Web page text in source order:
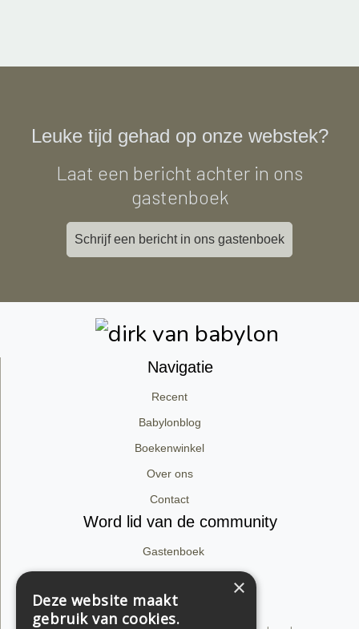
Leuke tijd gehad op onze webstek?
Laat een bericht achter in ons
gastenboek
Schrijf een bericht in ons gastenboek
Navigatie
Recent
Babylonblog
Boekenwinkel
Over ons
Contact
Word lid van de community
Gastenboek
Instagram
×
Deze website maakt
gebruik van cookies.